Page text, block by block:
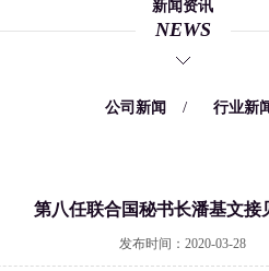
新闻资讯
NEWS
公司新闻 / 行业新
第八任联合国秘书长潘基文接
发布时间：2020-03-28